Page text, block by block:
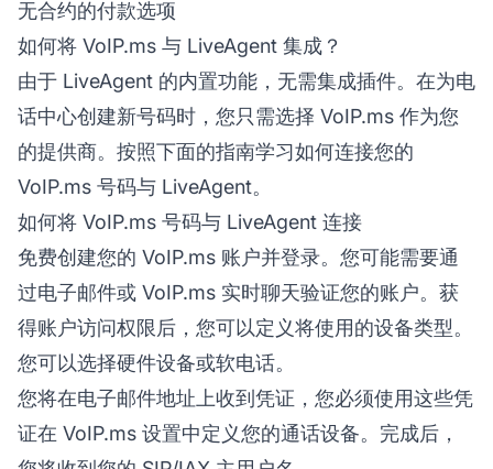
无合约的付款选项
如何将 VoIP.ms 与 LiveAgent 集成？
由于 LiveAgent 的内置功能，无需集成插件。在为电
话中心创建新号码时，您只需选择 VoIP.ms 作为您
的提供商。按照下面的指南学习如何连接您的
VoIP.ms 号码与 LiveAgent。
如何将 VoIP.ms 号码与 LiveAgent 连接
免费创建您的 VoIP.ms 账户并登录。您可能需要通
过电子邮件或 VoIP.ms 实时聊天验证您的账户。获
得账户访问权限后，您可以定义将使用的设备类型。
您可以选择硬件设备或软电话。
您将在电子邮件地址上收到凭证，您必须使用这些凭
证在 VoIP.ms 设置中定义您的通话设备。完成后，